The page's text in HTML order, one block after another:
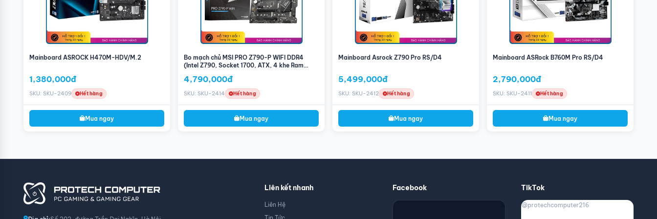
Mainboard ASROCK H470M-HDV/M.2
1,380,000đ
SKU: SKU-2409 Hết hàng
Mua ngay
Bo mạch chủ MSI PRO Z790-P WIFI DDR4
(Intel Z790, Socket 1700, ATX, 4 khe Ram
4,790,000đ
SKU: SKU-2414 Hết hàng
Mua ngay
Mainboard Asrock Z790 Pro RS/D4
5,499,000đ
SKU: SKU-2412 Hết hàng
Mua ngay
Mainboard ASRock B760M Pro RS/D4
2,790,000đ
SKU: SKU-2411 Hết hàng
Mua ngay
Liên kết nhanh
Liên Hệ
Facebook TikTok
@protechcomputer216